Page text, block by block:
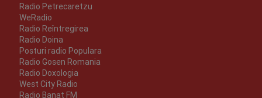
Radio Petrecaretzu
WeRadio
Radio Reîntregirea
Radio Doina
Posturi radio Populara
Radio Gosen Romania
Radio Doxologia
West City Radio
Radio Banat FM